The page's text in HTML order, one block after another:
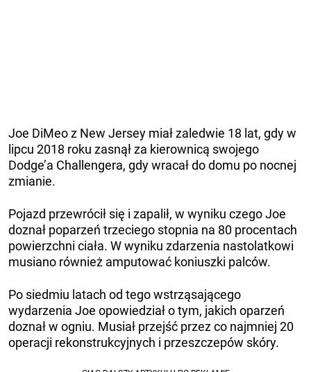
Joe DiMeo z New Jersey miał zaledwie 18 lat, gdy w
lipcu 2018 roku zasnął za kierownicą swojego
Dodge’a Challengera, gdy wracał do domu po nocnej
zmianie.
Pojazd przewrócił się i zapalił, w wyniku czego Joe
doznał poparzeń trzeciego stopnia na 80 procentach
powierzchni ciała. W wyniku zdarzenia nastolatkowi
musiano również amputować koniuszki palców.
Po siedmiu latach od tego wstrząsającego
wydarzenia Joe opowiedział o tym, jakich oparzeń
doznał w ogniu. Musiał przejść przez co najmniej 20
operacji rekonstrukcyjnych i przeszczepów skóry.